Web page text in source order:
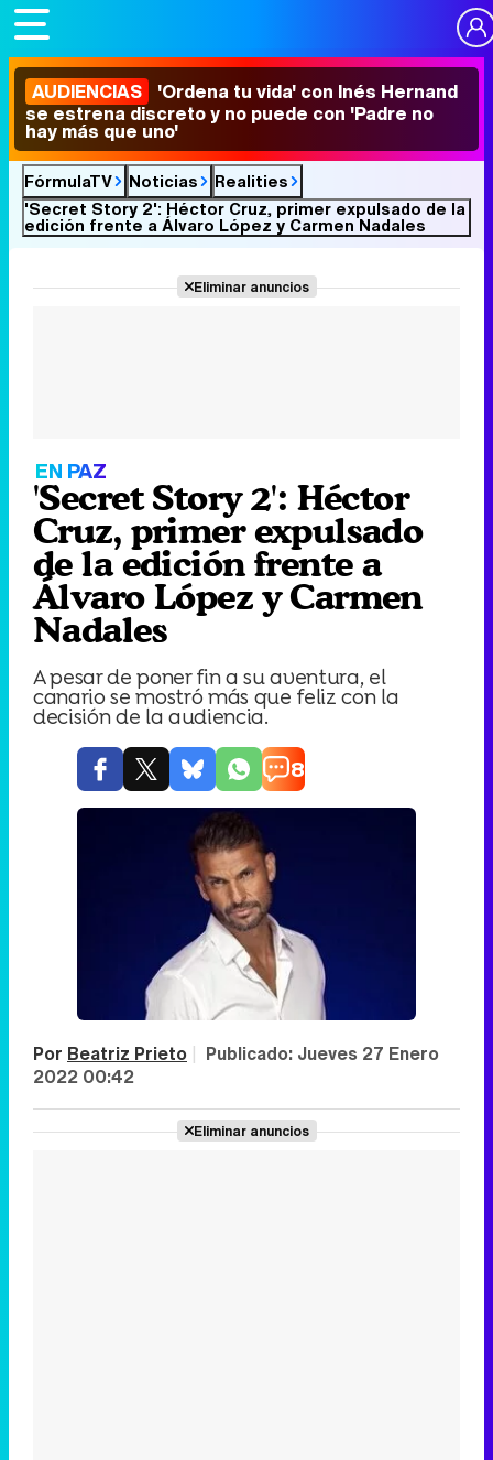
AUDIENCIAS 'Ordena tu vida' con Inés Hernand
se estrena discreto y no puede con 'Padre no
hay más que uno'
FórmulaTV Noticias
Realities
'Secret Story 2': Héctor Cruz, primer expulsado de la
edición frente a Álvaro López y Carmen Nadales
Eliminar anuncios
EN PAZ
'Secret Story 2': Héctor
Cruz, primer expulsado
de la edición frente a
Álvaro López y Carmen
Nadales
A pesar de poner fin a su aventura, el
canario se mostró más que feliz con la
decisión de la audiencia.
8
Por Beatriz Prieto | Publicado: Jueves 27 Enero
2022 00:42
Eliminar anuncios